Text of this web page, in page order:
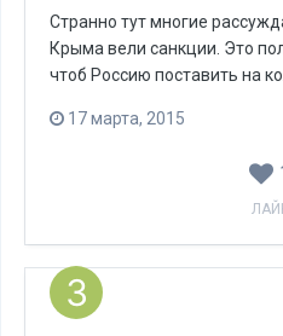
Странно тут многие
Крыма вели санкции. Это
чтоб Россию поставить на
17 марта, 2015